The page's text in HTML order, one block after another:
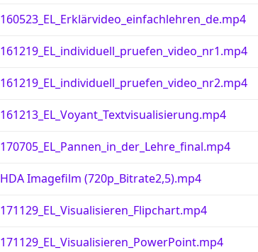
160523_EL_Erklärvideo_einfachlehren_de.mp4
161219_EL_individuell_pruefen_video_nr1.mp4
161219_EL_individuell_pruefen_video_nr2.mp4
161213_EL_Voyant_Textvisualisierung.mp4
170705_EL_Pannen_in_der_Lehre_final.mp4
HDA Imagefilm (720p_Bitrate2,5).mp4
171129_EL_Visualisieren_Flipchart.mp4
171129_EL_Visualisieren_PowerPoint.mp4